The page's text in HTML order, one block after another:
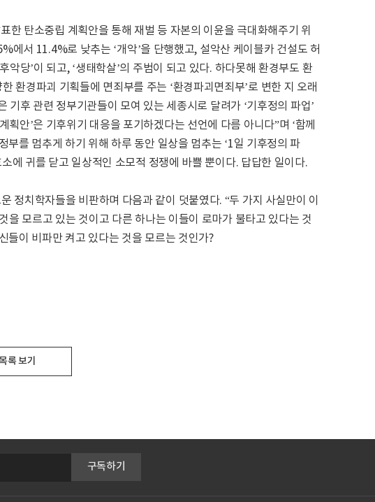
한 탄소중립 계획안을 통해 재벌 등 자본의 이윤을 극대화해주기 위
서 11.4%로 낮추는 ‘개악’을 단행했고, 설악산 케이블카 건설도 허
당’이 되고, ‘생태학살’의 주범이 되고 있다. 하다못해 환경부도 환
환경파괴 기획들에 면죄부를 주는 ‘환경파괴면죄부’로 변한 지 오래
후 관련 정부기관들이 모여 있는 세종시로 달려가 ‘기후정의 파업’
안’은 기후위기 대응을 포기하겠다는 선언에 다름 아니다”며 ‘함께
를 멈추게 하기 위해 하루 동안 일상을 멈추는 ‘1일 기후정의 파
에 귀를 닫고 일상적인 소모적 정쟁에 바쁠 뿐이다. 답답한 일이다.
정치학자들을 비판하며 다음과 같이 덧붙였다. “두 가지 사실만이 이
모르고 있는 것이고 다른 하나는 이들이 로마가 불타고 있다는 것
들이 비파만 켜고 있다는 것을 모르는 것인가?
록 보기
구독하기